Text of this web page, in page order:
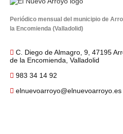
Periódico mensual del municipio de
la Encomienda (Valladolid)
C. Diego de Almagro, 9, 47195
de la Encomienda, Valladolid
983 34 14 92
elnuevoarroyo@elnuevoarroyo.es